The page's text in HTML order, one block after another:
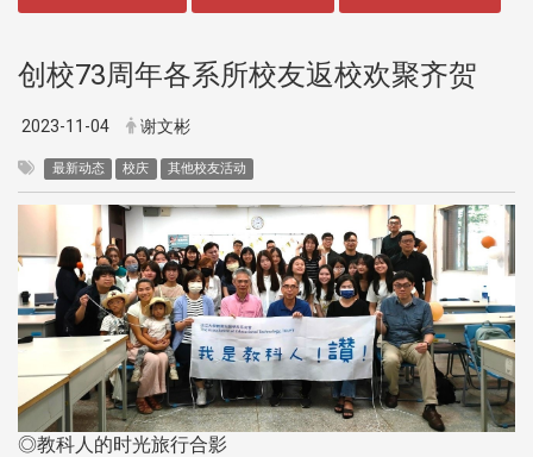
创校73周年各系所校友返校欢聚齐贺
2023-11-04 谢文彬
最新动态 校庆 其他校友活动
◎教科人的时光旅行合影